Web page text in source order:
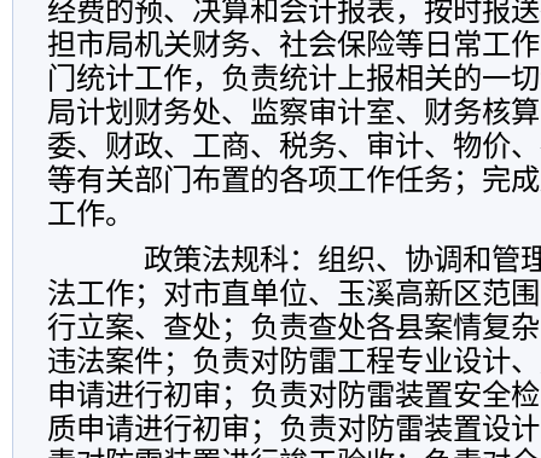
经费的预、决算和会计报表，按时报
担市局机关财务、社会保险等日常工
门统计工作，负责统计上报相关的一
局计划财务处、监察审计室、财务核
委、财政、工商、税务、审计、物价
等有关部门布置的各项工作任务；完
工作。
政策法规科：组织、协调和管
法工作；对市直单位、玉溪高新区范
行立案、查处；负责查处各县案情复
违法案件；负责对防雷工程专业设计
申请进行初审；负责对防雷装置安全
质申请进行初审；负责对防雷装置设